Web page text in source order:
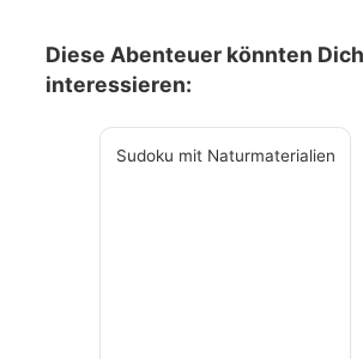
Diese Abenteuer könnten
interessieren:
Sudoku mit Naturmaterialien